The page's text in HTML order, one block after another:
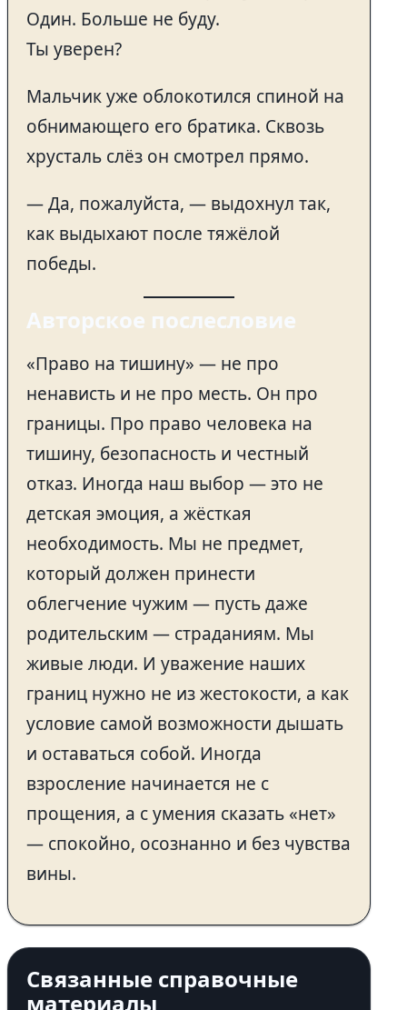
Один. Больше не буду.
Ты уверен?
Мальчик уже облокотился спиной на
обнимающего его братика. Сквозь
хрусталь слёз он смотрел прямо.
— Да, пожалуйста, — выдохнул так,
как выдыхают после тяжёлой
победы.
Авторское послесловие
«Право на тишину» — не про
ненависть и не про месть. Он про
границы. Про право человека на
тишину, безопасность и честный
отказ. Иногда наш выбор — это не
детская эмоция, а жёсткая
необходимость. Мы не предмет,
который должен принести
облегчение чужим — пусть даже
родительским — страданиям. Мы
живые люди. И уважение наших
границ нужно не из жестокости, а как
условие самой возможности дышать
и оставаться собой. Иногда
взросление начинается не с
прощения, а с умения сказать «нет»
— спокойно, осознанно и без чувства
вины.
Связанные справочные
материалы